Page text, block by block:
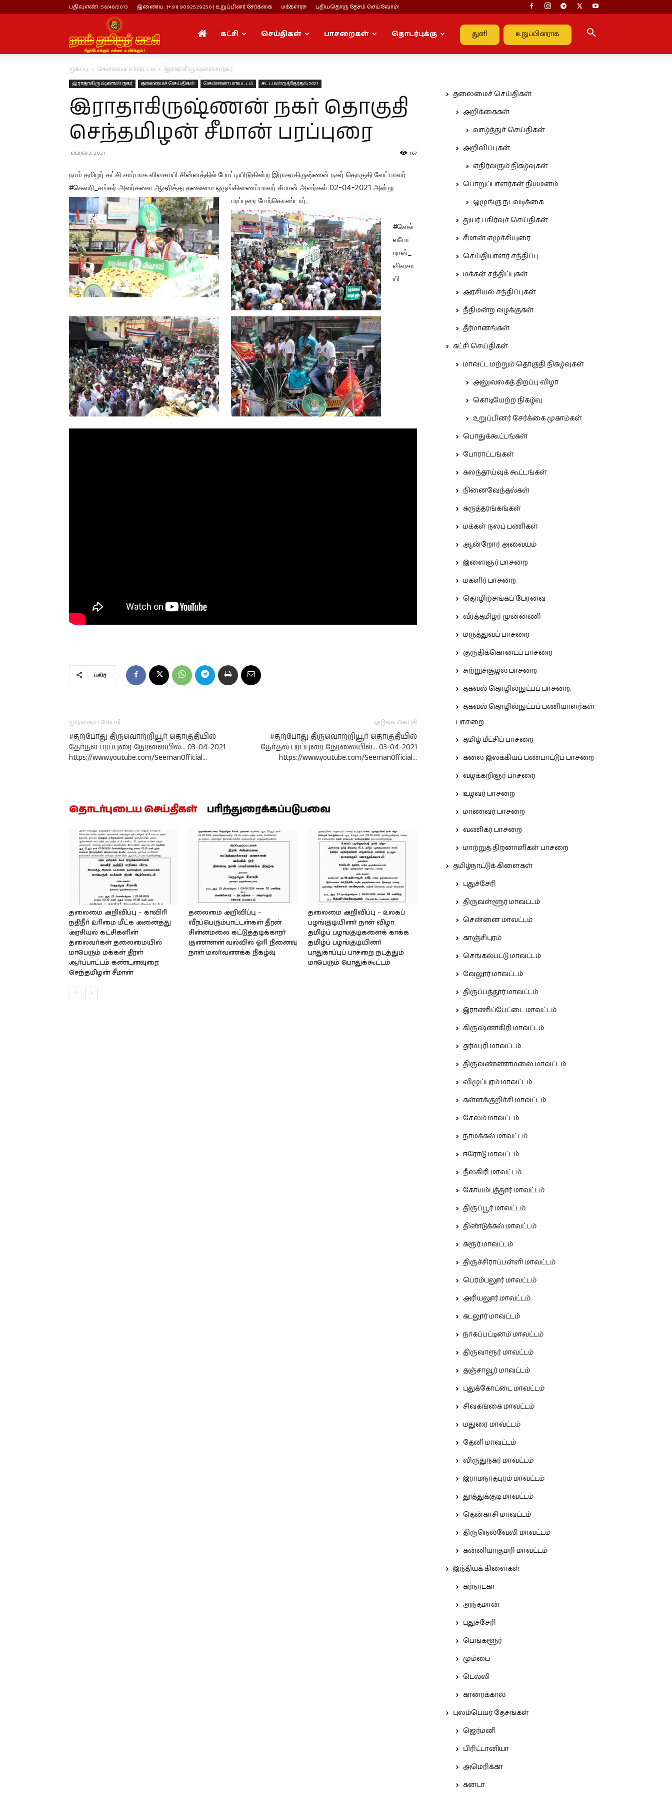
பதிவு எண் : 56/48/2013 இணைய : (+91) 9092529250 | உறுப்பினர் சேர்க்கை மக்களரசு புதியதொரு தேசம் செய்வோம்!
துளி உறுப்பினராக
நாம்
தமிழர்
கட்சி
கட்சி செய்திகள் பாசறைகள் தொடர்புக்கு
முகப்பு சென்னை மாவட்டம் இராதாகிருஷ்ணன் நகர்
இராதாகிருஷ்ணன் நகர் தலைமைச் செய்திகள் சென்னை மாவட்டம் சட்டமன்றத்தேர்தல் 2021
இராதாகிருஷ்ணன் நகர் தொகுதி
செந்தமிழன் சீமான் பரப்புரை
ஏப்ரல் 3, 2021 167
நாம் தமிழர் கட்சி சார்பாக விவசாயி சின்னத்தில் போட்டியிடுகின்ற இராதாகிருஷ்ணன் நகர் தொகுதி வேட்பாளர்
#கெளரி_சங்கர் அவர்களை ஆதரித்து தலைமை ஒருங்கிணைப்பாளர் சீமான் அவர்கள் 02-04-2021 அன்று
பரப்புரை மேற்கொண்டார்.
#வெல்
லபோ
றான்_
விவசா
யி
பகிர்
முந்தைய செய்தி
#தற்போது திருவொற்றியூர் தொகுதியில்
தேர்தல் பரப்புரை நேரலையில்… 03-04-2021
https://www.youtube.com/SeemanOfficial…
அடுத்த செய்தி
#தற்போது திருவொற்றியூர் தொகுதியில்
தேர்தல் பரப்புரை நேரலையில்… 03-04-2021
https://www.youtube.com/SeemanOfficial…
தொடர்புடைய செய்திகள் பரிந்துரைக்கப்படுபவை
தலைமை அறிவிப்பு – காவிரி
நதிநீர் உரிமை மீட்க அனைத்து
அரசியல் கட்சிகளின்
தலைவர்கள் தலைமையில்
மாபெரும் மக்கள் திரள்
ஆர்ப்பாட்டம் கண்டனவுரை:
செந்தமிழன் சீமான்
தலைமை அறிவிப்பு –
வீரப்பெரும்பாட்டன்கள் தீரன்
சின்னமலை கட்டுத்தடிக்காரர்
குணாளன் வல்வில் ஓரி நினைவு
நாள் மலர்வணக்க நிகழ்வு
தலைமை அறிவிப்பு – உலகப்
பழங்குடியினர் நாள் விழா
தமிழ்ப் பழங்குடிகளைக் காக்க
தமிழ்ப் பழங்குடியினர்
பாதுகாப்புப் பாசறை நடத்தும்
மாபெரும் பொதுக்கூட்டம்
தலைமைச் செய்திகள்
அறிக்கைகள்
வாழ்த்துச் செய்திகள்
அறிவிப்புகள்
எதிர்வரும் நிகழ்வுகள்
பொறுப்பாளர்கள் நியமனம்
ஒழுங்கு நடவடிக்கை
துயர் பகிர்வுச் செய்திகள்
சீமான் எழுச்சியுரை
செய்தியாளர் சந்திப்பு
மக்கள் சந்திப்புகள்
அரசியல் சந்திப்புகள்
நீதிமன்ற வழக்குகள்
தீர்மானங்கள்
கட்சி செய்திகள்
மாவட்ட மற்றும் தொகுதி நிகழ்வுகள்
அலுவலகத் திறப்பு விழா
கொடியேற்ற நிகழ்வு
உறுப்பினர் சேர்க்கை முகாம்கள்
பொதுக்கூட்டங்கள்
போராட்டங்கள்
கலந்தாய்வுக் கூட்டங்கள்
நினைவேந்தல்கள்
கருத்தரங்கங்கள்
மக்கள் நலப் பணிகள்
ஆன்றோர் அவையம்
இளைஞர் பாசறை
மகளிர் பாசறை
தொழிற்சங்கப் பேரவை
வீரத்தமிழர் முன்னணி
மருத்துவப் பாசறை
குருதிக்கொடைப் பாசறை
சுற்றுச்சூழல் பாசறை
தகவல் தொழில்நுட்பப் பாசறை.
தகவல் தொழில்நுட்பப் பணியாளர்கள்
பாசறை
தமிழ் மீட்சிப் பாசறை
கலை இலக்கியப் பண்பாட்டுப் பாசறை
வழக்கறிஞர் பாசறை
உழவர் பாசறை
மாணவர் பாசறை
வணிகர் பாசறை
மாற்றுத் திறனாளிகள் பாசறை
தமிழ்நாட்டுக் கிளைகள்
புதுச்சேரி
திருவள்ளூர் மாவட்டம்
சென்னை மாவட்டம்
காஞ்சிபுரம்
செங்கல்பட்டு மாவட்டம்
வேலூர் மாவட்டம்
திருப்பத்தூர் மாவட்டம்
இராணிப்பேட்டை மாவட்டம்
கிருஷ்ணகிரி மாவட்டம்
தர்மபுரி மாவட்டம்
திருவண்ணாமலை மாவட்டம்
விழுப்புரம் மாவட்டம்
கள்ளக்குறிச்சி மாவட்டம்
சேலம் மாவட்டம்
நாமக்கல் மாவட்டம்
ஈரோடு மாவட்டம்
நீலகிரி மாவட்டம்
கோயம்புத்தூர் மாவட்டம்
திருப்பூர் மாவட்டம்
திண்டுக்கல் மாவட்டம்
கரூர் மாவட்டம்
திருச்சிராப்பள்ளி மாவட்டம்
பெரம்பலூர் மாவட்டம்
அரியலூர் மாவட்டம்
கடலூர் மாவட்டம்
நாகப்பட்டினம் மாவட்டம்
திருவாரூர் மாவட்டம்
தஞ்சாவூர் மாவட்டம்
புதுக்கோட்டை மாவட்டம்
சிவகங்கை மாவட்டம்
மதுரை மாவட்டம்
தேனி மாவட்டம்
விருதுநகர் மாவட்டம்
இராமநாதபுரம் மாவட்டம்
தூத்துக்குடி மாவட்டம்
தென்காசி மாவட்டம்
திருநெல்வேலி மாவட்டம்
கன்னியாகுமரி மாவட்டம்
இந்தியக் கிளைகள்
கர்நாடகா
அந்தமான்
புதுச்சேரி
பெங்களூர்
மும்பை
டெல்லி
காரைக்கால்
புலம்பெயர் தேசங்கள்
ஜெர்மனி
பிரிட்டானியா
அமெரிக்கா
கனடா